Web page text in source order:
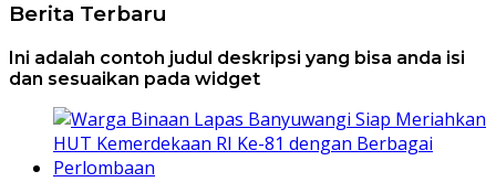
Berita Terbaru
Ini adalah contoh judul deskripsi yang bisa anda isi
dan sesuaikan pada widget